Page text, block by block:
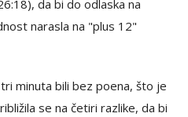
da bi do odlaska na
narasla na "plus 12"
minuta bili bez poena, što je
se na četiri razlike, da bi